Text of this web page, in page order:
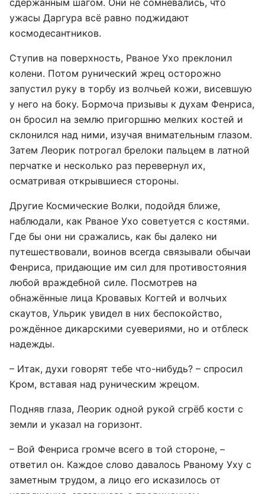
сдержанным шагом. Они не сомневались, что
ужасы Даргура всё равно поджидают
космодесантников.
Ступив на поверхность, Рваное Ухо преклонил
колени. Потом рунический жрец осторожно
запустил руку в торбу из волчьей кожи, висевшую
у него на боку. Бормоча призывы к духам Фенриса,
он бросил на землю пригоршню мелких костей и
склонился над ними, изучая внимательным глазом.
Затем Леорик потрогал брелоки пальцем в латной
перчатке и несколько раз перевернул их,
осматривая открывшиеся стороны.
Другие Космические Волки, подойдя ближе,
наблюдали, как Рваное Ухо советуется с костями.
Где бы они ни сражались, как бы далеко ни
путешествовали, воинов всегда связывали обычаи
Фенриса, придающие им сил для противостояния
любой враждебной силе. Посмотрев на
обнажённые лица Кровавых Когтей и волчьих
скаутов, Ульрик увидел в них беспокойство,
рождённое дикарскими суевериями, но и отблеск
надежды.
– Итак, духи говорят тебе что-нибудь? – спросил
Кром, вставая над руническим жрецом.
Подняв глаза, Леорик одной рукой сгрёб кости с
земли и указал на горизонт.
– Вой Фенриса громче всего в той стороне, –
ответил он. Каждое слово давалось Рваному Уху с
заметным трудом, а лицо его исказилось от